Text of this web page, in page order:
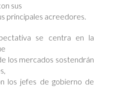
sus
principales acreedores.
se centra en la
los mercados sostendrán
los jefes de gobierno de